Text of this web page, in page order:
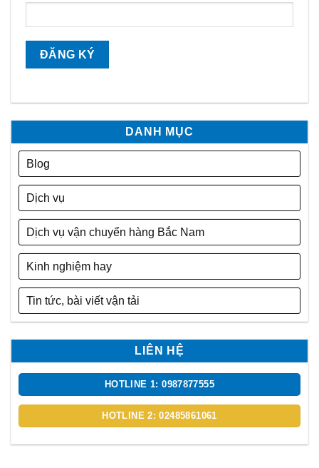
DANH MỤC
Blog
Dịch vụ
Dịch vụ vận chuyển hàng Bắc Nam
Kinh nghiệm hay
Tin tức, bài viết vận tải
LIÊN HỆ
HOTLINE 1: 0987877555
HOTLINE 2: 02485861061